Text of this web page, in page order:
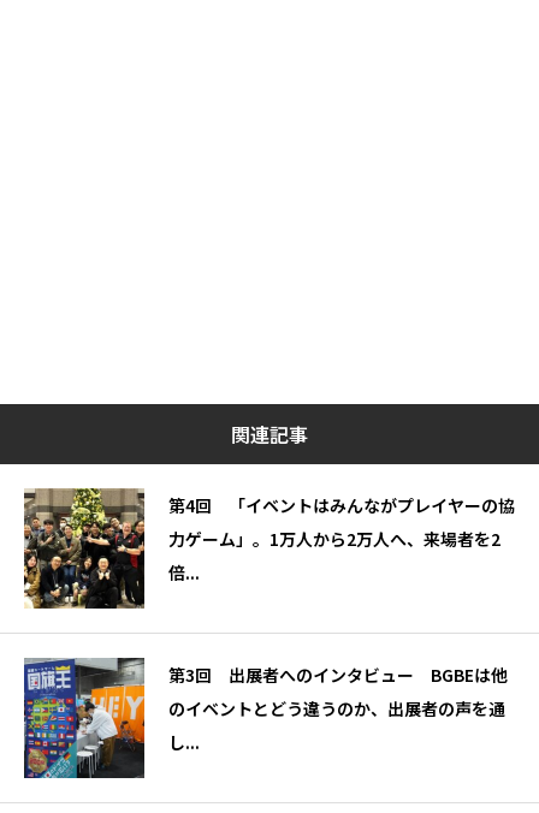
関連記事
第4回 「イベントはみんながプレイヤーの協
力ゲーム」。1万人から2万人へ、来場者を2
倍...
第3回 出展者へのインタビュー BGBEは他
のイベントとどう違うのか、出展者の声を通
し...